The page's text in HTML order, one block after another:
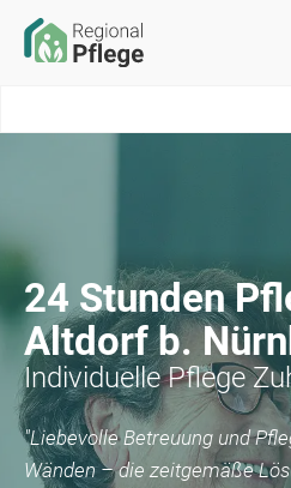
24 Stunden
Altdorf b.
Individuelle Pflege
"Liebevolle Betreuung und
Wänden – die zeitgemäße